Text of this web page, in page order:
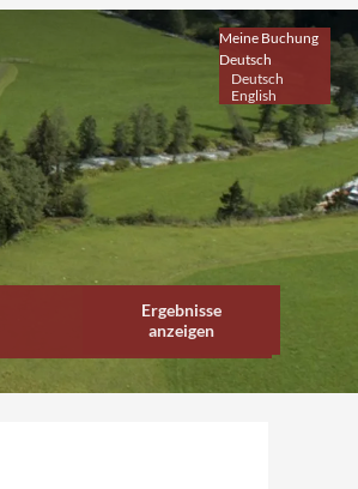
Ergebnisse
anzeigen
Meine Buchung
Deutsch
Deutsch
English